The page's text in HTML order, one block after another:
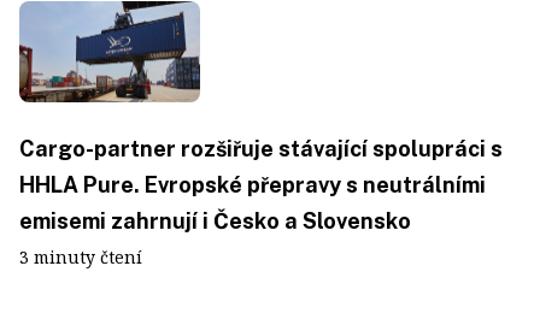
Cargo-partner rozšiřuje stávající spolupráci s
HHLA Pure. Evropské přepravy s neutrálními
emisemi zahrnují i Česko a Slovensko
3 minuty čtení